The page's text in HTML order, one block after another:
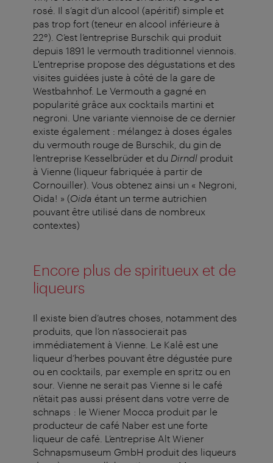
rosé. Il s’agit d’un alcool (apéritif) simple et
pas trop fort (teneur en alcool inférieure à
22°). C’est l’entreprise Burschik qui produit
depuis 1891 le vermouth traditionnel viennois.
L'entreprise propose des dégustations et des
visites guidées juste à côté de la gare de
Westbahnhof. Le Vermouth a gagné en
popularité grâce aux cocktails martini et
negroni. Une variante viennoise de ce dernier
existe également : mélangez à doses égales
du vermouth rouge de Burschik, du gin de
l’entreprise Kesselbrüder et du Dirndl produit
à Vienne (liqueur fabriquée à partir de
Cornouiller). Vous obtenez ainsi un « Negroni,
Oida! » (Oida étant un terme autrichien
pouvant être utilisé dans de nombreux
contextes)
Encore plus de spiritueux et de
liqueurs
Il existe bien d’autres choses, notamment des
produits, que l’on n’associerait pas
immédiatement à Vienne. Le Kalê est une
liqueur d’herbes pouvant être dégustée pure
ou en cocktails, par exemple en spritz ou en
sour. Vienne ne serait pas Vienne si le café
n’était pas aussi présent dans votre verre de
schnaps : le Wiener Mocca produit par le
producteur de café Naber est une forte
liqueur de café. L’entreprise Alt Wiener
Schnapsmuseum GmbH produit des liqueurs